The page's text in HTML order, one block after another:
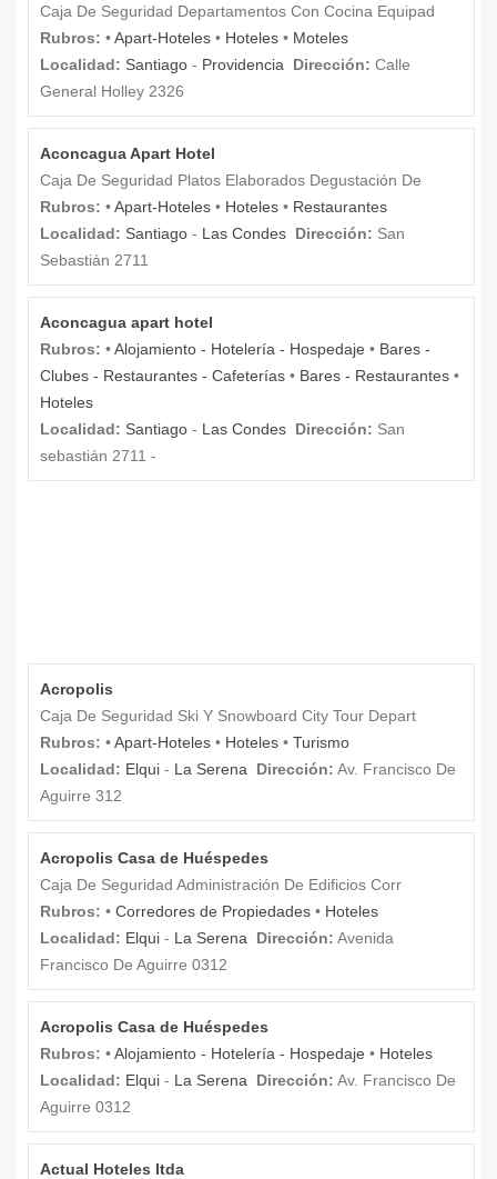
Caja De Seguridad Departamentos Con Cocina Equipad
Rubros: •Apart-Hoteles • Hoteles • Moteles
Localidad: Santiago - Providencia Dirección: Calle
General Holley 2326
Aconcagua Apart Hotel
Caja De Seguridad Platos Elaborados Degustación De
Rubros: •Apart-Hoteles • Hoteles • Restaurantes
Localidad: Santiago - Las Condes Dirección: San
Sebastián 2711
Aconcagua apart hotel
Rubros: •Alojamiento - Hotelería - Hospedaje • Bares -
Clubes - Restaurantes - Cafeterías • Bares - Restaurantes •
Hoteles
Localidad: Santiago - Las Condes Dirección: San
sebastián 2711 -
Acropolis
Caja De Seguridad Ski Y Snowboard City Tour Depart
Rubros: •Apart-Hoteles • Hoteles • Turismo
Localidad: Elqui - La Serena Dirección: Av. Francisco De
Aguirre 312
Acropolis Casa de Huéspedes
Caja De Seguridad Administración De Edificios Corr
Rubros: • Corredores de Propiedades • Hoteles
Localidad: Elqui - La Serena Dirección: Avenida
Francisco De Aguirre 0312
Acropolis Casa de Huéspedes
Rubros: •Alojamiento - Hotelería - Hospedaje • Hoteles
Localidad: Elqui - La Serena Dirección: Av. Francisco De
Aguirre 0312
Actual Hoteles ltda